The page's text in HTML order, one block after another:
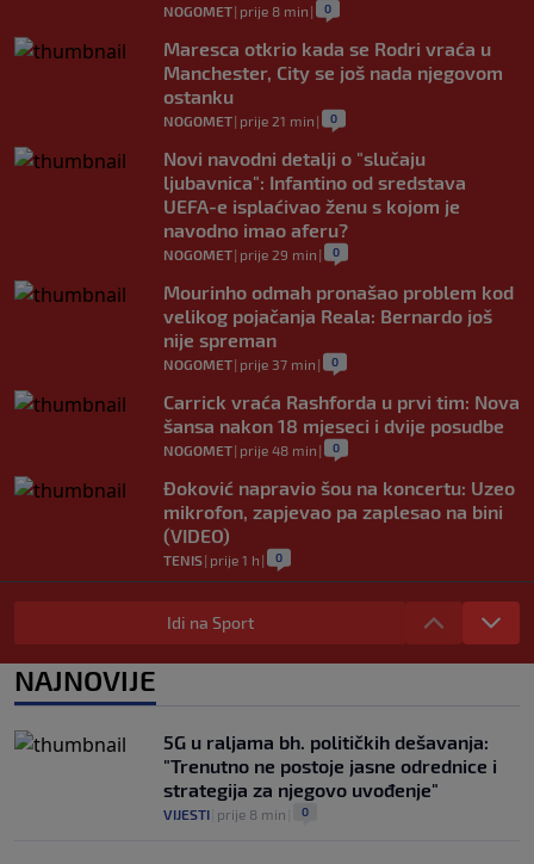
NOGOMET| prije 8 min | 0
Maresca otkrio kada se Rodri vraća u
Manchester, City se još nada njegovom
ostanku
NOGOMET| prije 21 min | 0
Novi navodni detalji o "slučaju
ljubavnica": Infantino od sredstava
UEFA-e isplaćivao ženu s kojom je
navodno imao aferu?
NOGOMET| prije 29 min | 0
Mourinho odmah pronašao problem kod
velikog pojačanja Reala: Bernardo još
nije spreman
NOGOMET| prije 37 min | 0
Carrick vraća Rashforda u prvi tim: Nova
šansa nakon 18 mjeseci i dvije posudbe
NOGOMET| prije 48 min | 0
Đoković napravio šou na koncertu: Uzeo
mikrofon, zapjevao pa zaplesao na bini
(VIDEO)
TENIS| prije 1 h | 0
Messi stigao u Rosario na posljednji
ispraćaj ocu, De Paul pogodak posvetio
0
uzrokovalo saobraćajni udes (VIDEO)
NOGOMET| 0
Idi na Sport
NAJNOVIJE
5G u raljama bh. političkih dešavanja:
"Trenutno ne postoje jasne odrednice i
strategija za njegovo uvođenje"
VIJESTI prije 8 min 0